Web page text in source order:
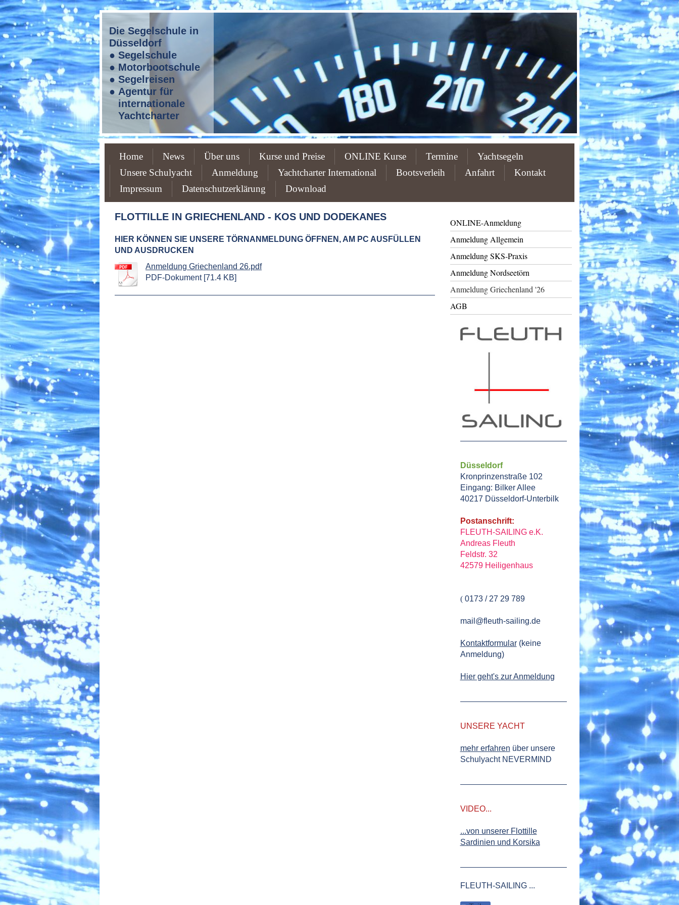
Die Segelschule in
Düsseldorf
● Segelschule
● Motorbootschule
● Segelreisen
● Agentur für
internationale
Yachtcharter
Home News Über uns Kurse und Preise ONLINE Kurse Termine
Yachtsegeln
Unsere Schulyacht
Anmeldung Yachtcharter International Bootsverleih Anfahrt
Kontakt
Impressum
Datenschutzerklärung Download
FLOTTILLE IN GRIECHENLAND - KOS UND DODEKANES
HIER KÖNNEN SIE UNSERE TÖRNANMELDUNG ÖFFNEN, AM PC AUSFÜLLEN
UND AUSDRUCKEN
Anmeldung Griechenland 26.pdf
PDF-Dokument [71.4 KB]
ONLINE-Anmeldung
Anmeldung Allgemein
Anmeldung SKS-Praxis
Anmeldung Nordseetörn
Anmeldung Griechenland '26
AGB
Düsseldorf
Kronprinzenstraße 102
Eingang: Bilker Allee
40217 Düsseldorf-Unterbilk
Postanschrift:
FLEUTH-SAILING e.K.
Andreas Fleuth
Feldstr. 32
42579 Heiligenhaus
(0173 / 27 29 789
mail@fleuth-sailing.de
Kontaktformular(keine
Anmeldung)
Hier geht's zur Anmeldung
UNSERE YACHT
mehr erfahren über unsere
Schulyacht NEVERMIND
VIDEO...
...von unserer Flottille
Sardinien und Korsika
FLEUTH-SAILING ...